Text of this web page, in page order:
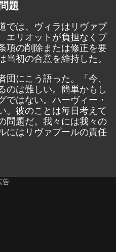
題
では、ヴィラはリヴァプ
エリオットが負担なくプ
項の削除または修正を要
初の合意を維持した。
にこう語った。「今、
のは難しい。簡単かもし
ではない。ハーヴィー・
。彼のことは毎日考えて
問題だ。我々には我々の
にはリヴァプールの責任